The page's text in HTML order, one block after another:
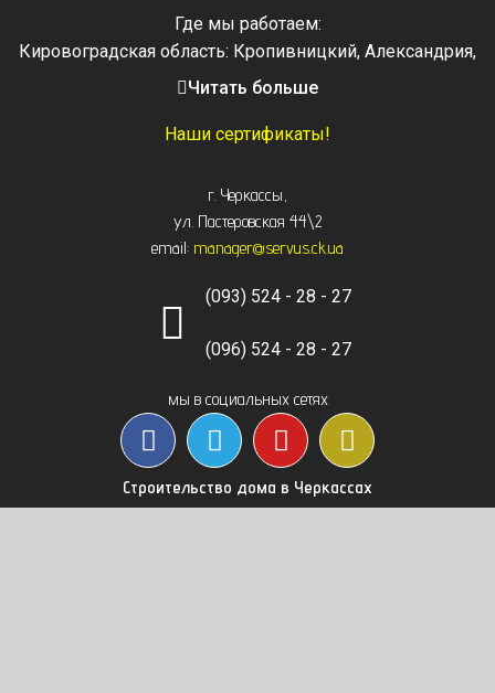
Где мы работаем:
Кировоградская область: Кропивницкий, Александрия,
Знаменка, Долинская, Новоархангельск, Светловодск
Звенигородка, Золотоноша, Каменка, Канев, Корсунь-
Монастырище, Смела, Тальное, Умань, Христиновка.
Черкассы, Чигирин, Чорнобай, Шпола
Читать больше
Наши сертификаты!
г. Черкассы,
ул. Пастеровская 44\2
email: manager@servus.ck.ua
(093) 524 - 28 - 27
(096) 524 - 28 - 27
мы в социальных сетях
Строительство дома в Черкассах